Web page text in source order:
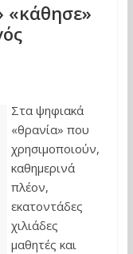
«κάθησε»
Στα ψηφιακά
«θρανία» που
χρησιμοποιούν,
καθημερινά
πλέον,
εκατοντάδες
χιλιάδες
μαθητές και